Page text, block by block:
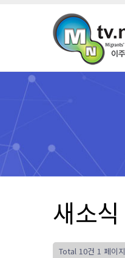
새소식
Total 10건 1 페이지